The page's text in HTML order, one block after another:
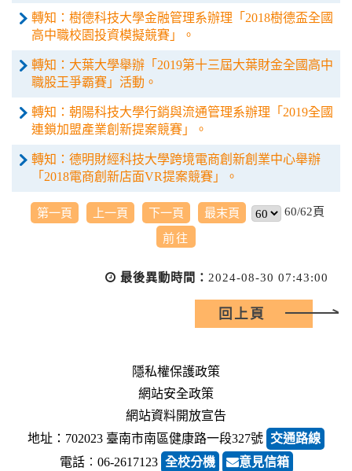
轉知：樹德科技大學金融管理系辦理「2018樹德盃全國
高中職校園投資模擬競賽」。
轉知：大葉大學舉辦「2019第十三屆大葉財金全國高中
職股王爭霸賽」活動。
轉知：朝陽科技大學行銷與流通管理系辦理「2019全國
連鎖加盟產業創新提案競賽」。
轉知：德明財經科技大學跨境電商創新創業中心舉辦
「2018電商創新店面VR提案競賽」。
第一頁 上一頁 下一頁 最末頁 60/62頁
最後異動時間： 2024-08-30 07:43:00
回上頁
隱私權保護政策
網站安全政策
網站資料開放宣告
地址：702023 臺南市南區健康路一段327號 交通路線
電話︰06-2617123 全校分機 意見信箱